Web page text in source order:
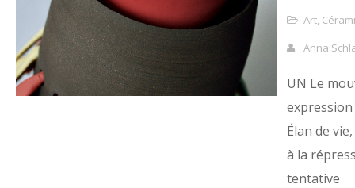
Art,
Anna
UN Le
Élan de
à la
tentative